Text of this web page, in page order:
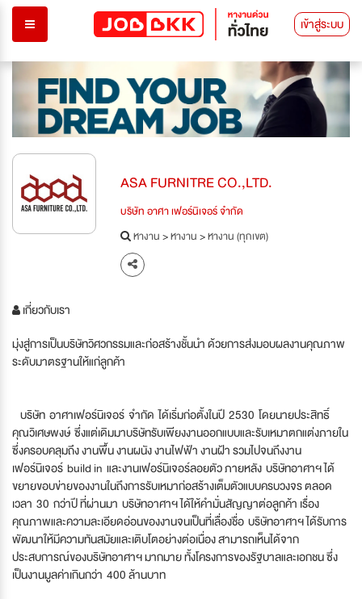
เข้าสู่ระบบ
ASA FURNITRE CO.,LTD.
บริษัท อาศา เฟอร์นิเจอร์ จำกัด
หางาน>หางาน>หางาน (ทุกเขต)
เกี่ยวกับเรา
มุ่งสู่การเป็นบริษัทวิศวกรรมและก่อสร้างชั้นนำ ด้วยการส่งมอบผลงานคุณภาพ
ระดับมาตรฐานให้แก่ลูกค้า
บริษัท อาศาเฟอร์นิเจอร์ จำกัด ได้เริ่มก่อตั้งในปี 2530 โดยนายประสิทธิ์
คุณวิเศษพงษ์ ซึ่งแต่เดิมมาบริษัทรับเพียงงานออกแบบและรับเหมาตกแต่งภายใน
ซึ่งครอบคลุมถึง งานพื้น งานผนัง งานไฟฟ้า งานฝ้า รวมไปจนถึงงาน
เฟอร์นิเจอร์ build in และงานเฟอร์นิเจอร์ลอยตัว ภายหลัง บริษัทอาศาฯ ได้
ขยายขอบข่ายของงานในถึงการรับเหมาก่อสร้างเต็มตัวแบบครบวงจร ตลอด
เวลา 30 กว่าปี ที่ผ่านมา บริษัทอาศาฯ ได้ให้คำมั่นสัญญาต่อลูกค้า เรื่อง
คุณภาพและความละเอียดอ่อนของงานจนเป็นที่เลื่องชื่อ บริษัทอาศาฯ ได้รับการ
พัฒนาให้มีความทันสมัยและเติบโตอย่างต่อเนื่อง สามารถเห็นได้จาก
ประสบการณ์ของบริษัทอาศาฯ มากมาย ทั้งโครงการของรัฐบาลและเอกชน ซึ่ง
เป็นงานมูลค่าเกินกว่า 400 ล้านบาท